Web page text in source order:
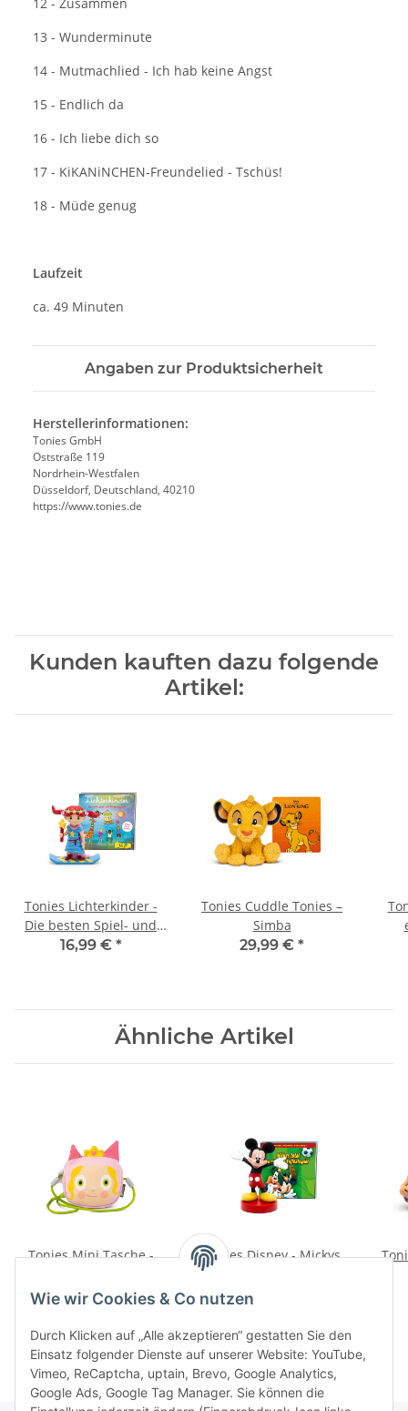
Wie wir Cookies & Co nutzen
Durch Klicken auf „Alle akzeptieren“ gestatten Sie den
Einsatz folgender Dienste auf unserer Website: YouTube,
Vimeo, ReCaptcha, uptain, Brevo, Google Analytics,
Google Ads, Google Tag Manager. Sie können die
13 - Wunderminute
14 - Mutmachlied - Ich hab keine Angst
15 - Endlich da
16 - Ich liebe dich so
17 - KiKANiNCHEN-Freundelied - Tschüs!
18 - Müde genug
Laufzeit
ca. 49 Minuten
Angaben zur Produktsicherheit
Herstellerinformationen:
Tonies GmbH
Oststraße 119
Nordrhein-Westfalen
Düsseldorf, Deutschland, 40210
https://www.tonies.de
Kunden kauften dazu folgende
Artikel:
Tonies Lichterkinder -
Die besten Spiel- und
Bewegungslieder
16,99 € *
Tonies Cuddle Tonies –
Simba
29,99 € *
Ähnliche Artikel
Tonies Mini Tasche -
14,99 €*
Tonies Disney - Mickys
Fußballspiel
16,99 €